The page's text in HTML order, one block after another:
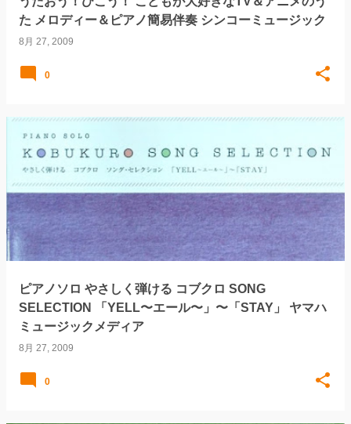
た メロディー＆ピアノ簡易伴奏 シンコーミュージック
8月 27, 2009
0
ピアノソロ やさしく弾ける コブクロ SONG
SELECTION 「YELL〜エール〜」〜「STAY」 ヤマハ
ミュージックメディア
8月 27, 2009
0